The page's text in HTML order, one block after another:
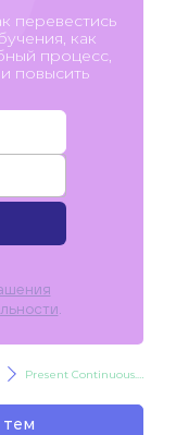
перевестись
как
процесс,
повысить
Present Continuous. Настоящее продолженное время
тем